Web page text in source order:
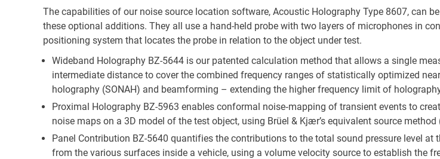
The capabilities of our noise source location software, Acoustic Holography Type 8607, can
these optional additions. They all use a hand-held probe with two layers of microphones in
positioning system that locates the probe in relation to the object under test.
Wideband Holography BZ-5644 is our patented calculation method that allows a single
intermediate distance to cover the combined frequency ranges of statistically optimized
holography (SONAH) and beamforming – extending the higher frequency limit of
Proximal Holography BZ-5963 enables conformal noise‐mapping of transient events to
noise maps on a 3D model of the test object, using Brüel & Kjær’s equivalent source
Panel Contribution BZ-5640 quantifies the contributions to the total sound pressure level at
from the various surfaces inside a vehicle, using a volume velocity source to establish the